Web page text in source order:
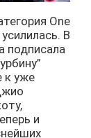
One
В
подписала
к уже
и